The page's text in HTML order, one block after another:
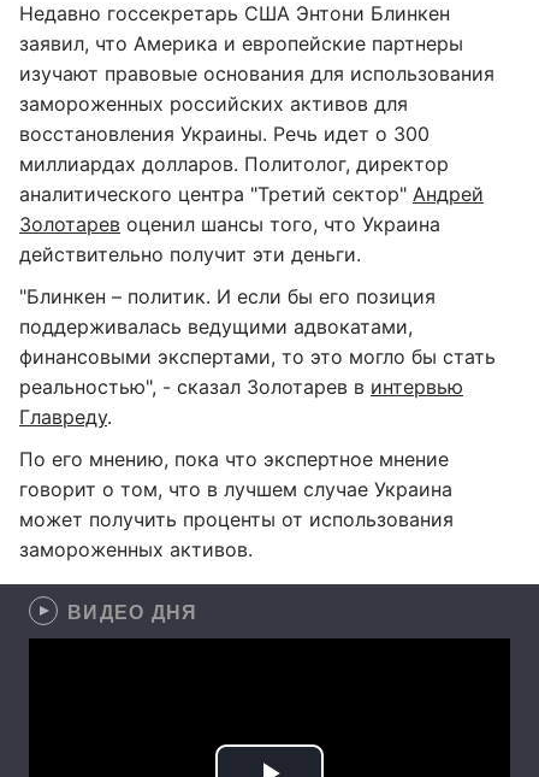
Недавно госсекретарь США Энтони Блинкен
заявил, что Америка и европейские партнеры
изучают правовые основания для использования
замороженных российских активов для
восстановления Украины. Речь идет о 300
миллиардах долларов. Политолог, директор
аналитического центра "Третий сектор" Андрей
Золотарев оценил шансы того, что Украина
действительно получит эти деньги.
"Блинкен – политик. И если бы его позиция
поддерживалась ведущими адвокатами,
финансовыми экспертами, то это могло бы стать
реальностью", - сказал Золотарев в интервью
Главреду.
По его мнению, пока что экспертное мнение
говорит о том, что в лучшем случае Украина
может получить проценты от использования
замороженных активов.
ВИДЕО ДНЯ